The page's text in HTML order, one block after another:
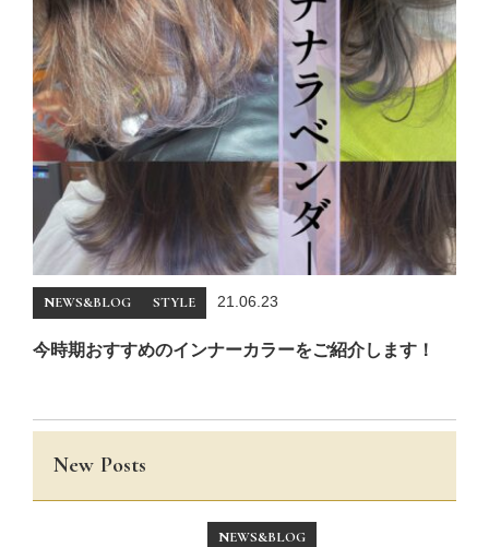
NEWS&BLOG STYLE 21.06.23
今時期おすすめのインナーカラーをご紹介します！
New Posts
NEWS&BLOG